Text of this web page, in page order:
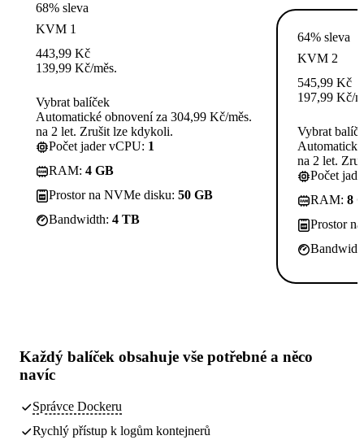
68% sleva
KVM 1
443,99 Kč
139,99 Kč/měs.
Vybrat balíček
Automatické obnovení za 304,99 Kč/měs.
na 2 let. Zrušit lze kdykoli.
Počet jader vCPU: 1
RAM: 4 GB
Prostor na NVMe disku: 50 GB
Bandwidth: 4 TB
64% sleva
KVM 2
545,99 Kč
197,99 Kč/
Vybrat
na 2 let.
Počet
RAM: 8
Prostor
Každý balíček obsahuje vše potřebné a něco
navíc
Správce Dockeru
Rychlý přístup k logům kontejnerů